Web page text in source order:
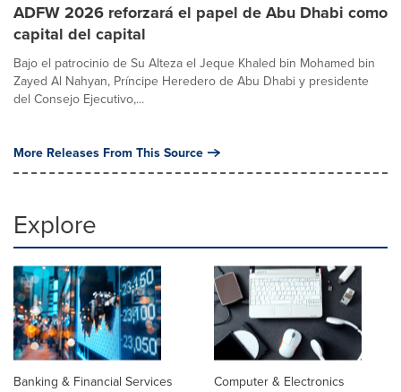
ADFW 2026 reforzará el papel de Abu Dhabi como
capital del capital
Bajo el patrocinio de Su Alteza el Jeque Khaled bin Mohamed bin
Zayed Al Nahyan, Príncipe Heredero de Abu Dhabi y presidente
del Consejo Ejecutivo,...
More Releases From This Source
Explore
Banking & Financial Services Computer & Electronics